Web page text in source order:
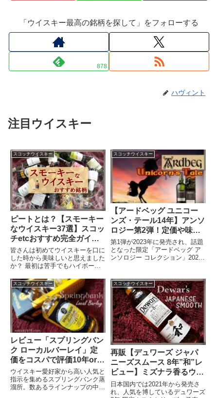
「ウイスキー最高の銘柄を探して」をフォローする
878
ハヴィント
注目ウイスキー
スコッチウイスキー
ピートとは？【スモーキー
なウイスキー37選】スコッ
チetcおすすめ完全ガイド
で強い個性を堪能
皆さんは初めてウイスキーを口に
した時から美味しいと思えました
か？ 最初は苦手でもハイボール
まにか好みのお酒になった方
も…。 この記事ではピートの香
るスモーキーなウイスキーをご紹
介。ピートとは何か、スコッチと
の関係、初心者でも失敗しない選
び方をわかりやすく解説。スモー
キー入門にもおすすめな1本が見
つかります。
スコッチウイスキー
【アードベッグ ユニコー
ンズ・テール14年】アンソ
ロジー第2弾！定価や味・
予約や発売日は？
第1弾が2023年に発売され、話題
となった限定「アードベッグ ア
ンソロジー コレクション」2024
Ardbeg14Y Anthology Unicorn's
Taleアードベッグ アン...
スコッチウイスキー
レビュー「スプリングバン
ク ローカルバーレイ」定
価をコスパで評価10年or11
年違いは？
ウイスキー愛好家から高い人気と
指示を集めるスプリングバンク蒸
溜所。数あるラインナップの中、
スコッチウイスキー
再販【デュワーズ ジャパ
ニーズスムース 8年”和”レ
ビュー】ミズナラ香るウイ
スキーをコスパで評価！定
価は？
日本国内では2021年から発売さ
れ、人気を博しているデュワーズ